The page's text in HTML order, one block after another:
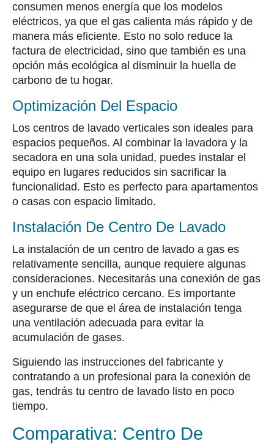
consumen menos energía que los modelos
eléctricos, ya que el gas calienta más rápido y de
manera más eficiente. Esto no solo reduce la
factura de electricidad, sino que también es una
opción más ecológica al disminuir la huella de
carbono de tu hogar.
Optimización Del Espacio
Los centros de lavado verticales son ideales para
espacios pequeños. Al combinar la lavadora y la
secadora en una sola unidad, puedes instalar el
equipo en lugares reducidos sin sacrificar la
funcionalidad. Esto es perfecto para apartamentos
o casas con espacio limitado.
Instalación De Centro De Lavado
La instalación de un centro de lavado a gas es
relativamente sencilla, aunque requiere algunas
consideraciones. Necesitarás una conexión de gas
y un enchufe eléctrico cercano. Es importante
asegurarse de que el área de instalación tenga
una ventilación adecuada para evitar la
acumulación de gases.
Siguiendo las instrucciones del fabricante y
contratando a un profesional para la conexión de
gas, tendrás tu centro de lavado listo en poco
tiempo.
Comparativa: Centro De